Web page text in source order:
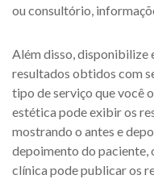
ou consultório,
Além disso, disponibilize
resultados obtidos com
tipo de serviço que você
estética pode exibir os
mostrando o antes e
depoimento do paciente,
clínica pode publicar os